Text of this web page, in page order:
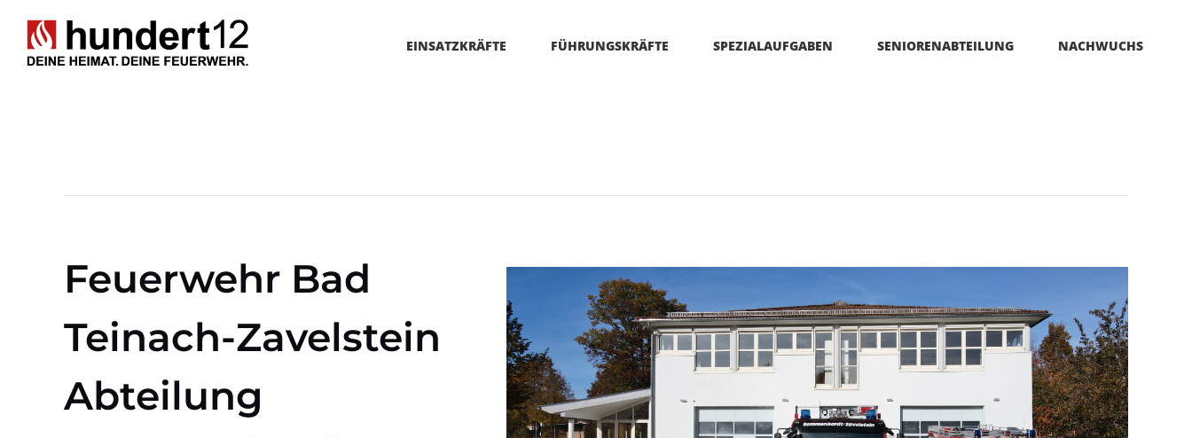
Inhalt
springen
EINSATZKRÄFTE FÜHRUNGSKRÄFTE SPEZIALAUFGABEN SENIORENABTEILUNG NACHWUCHS
Feuerwehr Bad
Teinach-Zavelstein
Abteilung